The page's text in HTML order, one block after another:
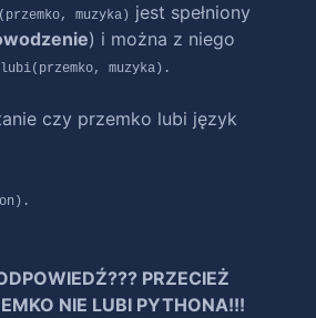
muzyka) jest spełniony
) i można z niego
lubi(przemko, muzyka).
czy przemko lubi język
PRZECIEŻ
NIE LUBI PYTHONA!!!